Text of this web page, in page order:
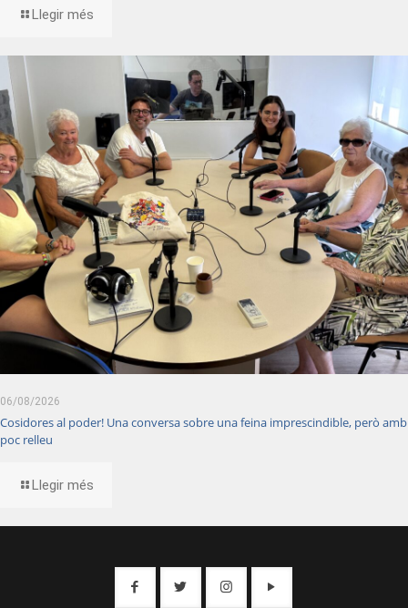
Llegir més
06/08/2026
Cosidores al poder! Una conversa sobre una feina imprescindible, però amb
poc relleu
Llegir més